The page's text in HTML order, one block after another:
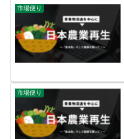
市場便り
市場便り